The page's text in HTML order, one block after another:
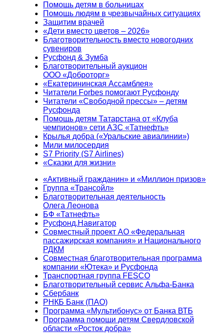
Помощь детям в больницах
Помощь людям в чрезвычайных ситуациях
Защитим врачей
«Дети вместо цветов – 2026»
Благотворительность вместо новогодних
сувениров
Русфонд & Зумба
Благотворительный аукцион
ООО «Доброторг»
«Екатерининская Ассамблея»
Читатели Forbes помогают Русфонду
Читатели «Свободной прессы» – детям
Русфонда
Помощь детям Татарстана от «Клуба
чемпионов» сети АЗС «Татнефть»
Крылья добра («Уральские авиалинии»)
Мили милосердия
S7 Priority (S7 Airlines)
«Сказки для жизни»
«Активный гражданин» и «Миллион призов»
Группа «Трансойл»
Благотворительная деятельность
Олега Леонова
БФ «Татнефть»
Русфонд.Навигатор
Совместный проект АО «Федеральная
пассажирская компания» и Национального
РДКМ
Совместная благотворительная программа
компании «Ютека» и Русфонда
Транспортная группа FESCO
Благотворительный сервис Альфа-Банка
Сбербанк
РНКБ Банк (ПАО)
Программа «Мультибонус» от Банка ВТБ
Программа помощи детям Свердловской
области «Росток добра»